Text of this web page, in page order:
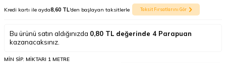
Kredi kartı ile ayda8,60 TL'den başlayan taksitlerle Taksit Fırsatlarını Gör
Bu ürünü satın aldığınızda 0,80 TL değerinde 4 Parapuan
kazanacaksınız.
MIN SIP. MIKTARI 1 METRE